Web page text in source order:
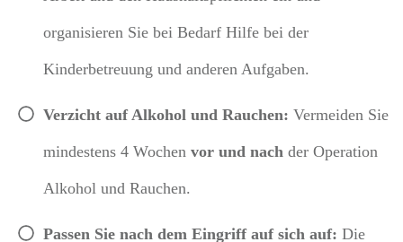
organisieren Sie bei Bedarf Hilfe bei der
Kinderbetreuung und anderen Aufgaben.
Verzicht auf Alkohol und Rauchen: Vermeiden Sie
mindestens 4 Wochen vor und nach der Operation
Alkohol und Rauchen.
Passen Sie nach dem Eingriff auf sich auf: Die